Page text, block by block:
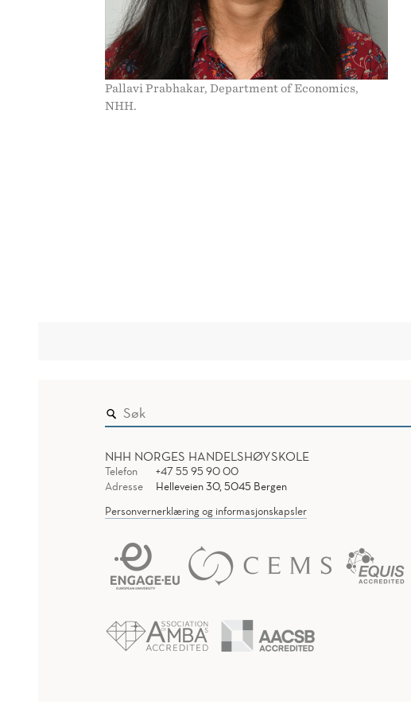
Pallavi Prabhakar, Department of Economics,
NHH.
NHH NORGES HANDELSHØYSKOLE
Telefon
+47 55 95 90 00
Adresse
Helleveien 30, 5045 Bergen
Personvernerklæring og informasjonskapsler